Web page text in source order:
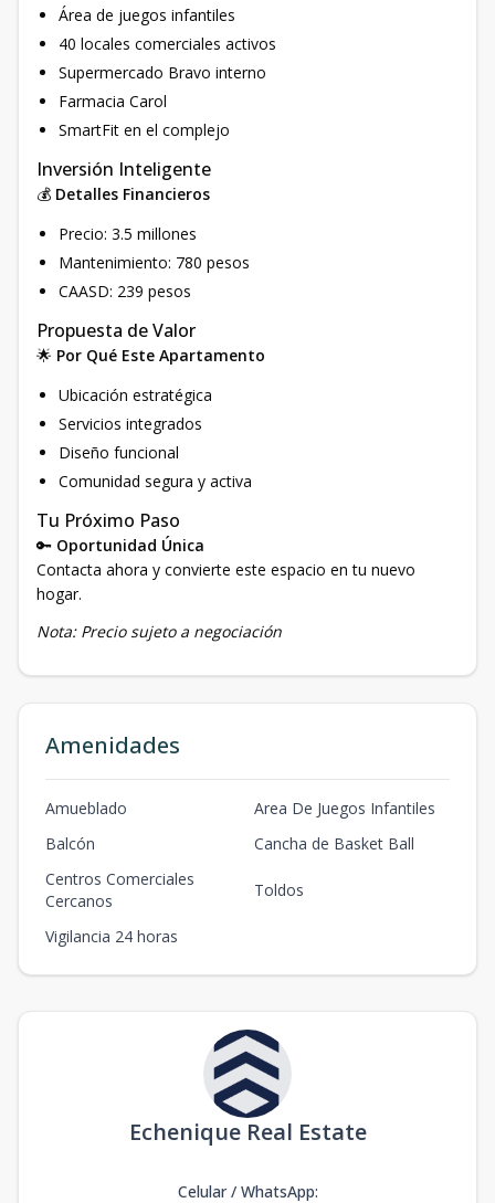
Área de juegos infantiles
40 locales comerciales activos
Supermercado Bravo interno
Farmacia Carol
SmartFit en el complejo
Inversión Inteligente
💰 Detalles Financieros
Precio: 3.5 millones
Mantenimiento: 780 pesos
CAASD: 239 pesos
Propuesta de Valor
🌟 Por Qué Este Apartamento
Ubicación estratégica
Servicios integrados
Diseño funcional
Comunidad segura y activa
Tu Próximo Paso
🔑 Oportunidad Única
Contacta ahora y convierte este espacio en tu nuevo
hogar.
Nota: Precio sujeto a negociación
Amenidades
Amueblado
Area De Juegos Infantiles
Balcón
Cancha de Basket Ball
Centros Comerciales
Cercanos
Toldos
Vigilancia 24 horas
Echenique Real Estate
Celular / WhatsApp: